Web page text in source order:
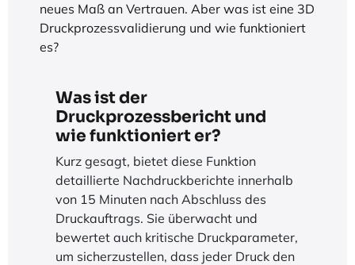
neues Maß an Vertrauen. Aber was ist eine 3D
Druckprozessvalidierung und wie funktioniert
es?
Was ist der
Druckprozessbericht und
wie funktioniert er?
Kurz gesagt, bietet diese Funktion
detaillierte Nachdruckberichte innerhalb
von 15 Minuten nach Abschluss des
Druckauftrags. Sie überwacht und
bewertet auch kritische Druckparameter,
um sicherzustellen, dass jeder Druck den